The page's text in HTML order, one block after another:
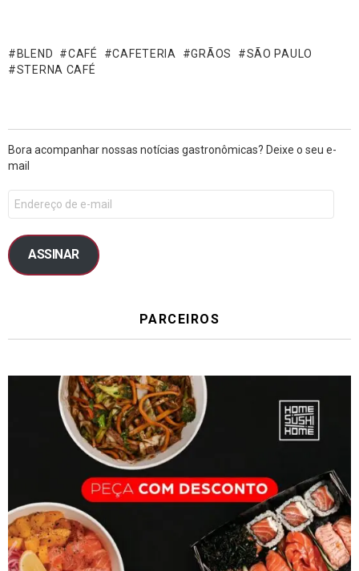
BLEND CAFÉ CAFETERIA GRÃOS
SÃO PAULO
STERNA CAFÉ
Bora acompanhar nossas notícias gastronômicas? Deixe o seu e-
mail
ASSINAR
PARCEIROS